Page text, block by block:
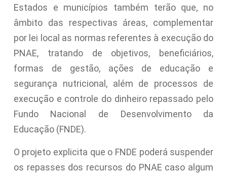
Estados e municípios também terão que, no
âmbito das respectivas áreas, complementar
por lei local as normas referentes à execução do
PNAE, tratando de objetivos, beneficiários,
formas de gestão, ações de educação e
segurança nutricional, além de processos de
execução e controle do dinheiro repassado pelo
Fundo Nacional de Desenvolvimento da
Educação (FNDE).
O projeto explicita que o FNDE poderá suspender
os repasses dos recursos do PNAE caso algum